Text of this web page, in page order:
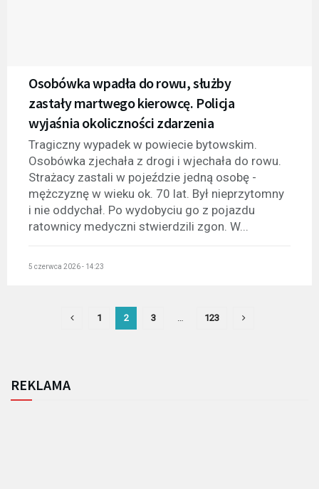
Osobówka wpadła do rowu, służby
zastały martwego kierowcę. Policja
wyjaśnia okoliczności zdarzenia
Tragiczny wypadek w powiecie bytowskim.
Osobówka zjechała z drogi i wjechała do rowu.
Strażacy zastali w pojeździe jedną osobę -
mężczyznę w wieku ok. 70 lat. Był nieprzytomny
i nie oddychał. Po wydobyciu go z pojazdu
ratownicy medyczni stwierdzili zgon. W...
5 czerwca 2026 - 14:23
1 2 3 … 123
REKLAMA